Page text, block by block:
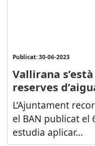
Publicat: 30-06-2023
Vallirana
reserves
L’Ajuntament
el BAN publicat el
estudia aplicar...